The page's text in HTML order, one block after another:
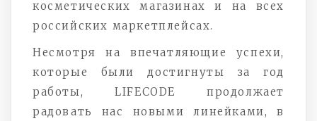
косметических магазинах и на всех
российских маркетплейсах.
Несмотря на впечатляющие успехи,
которые были достигнуты за год
работы, LIFECODE продолжает
радовать нас новыми линейками, в